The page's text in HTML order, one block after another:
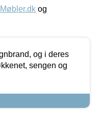
og
og i deres
sengen og